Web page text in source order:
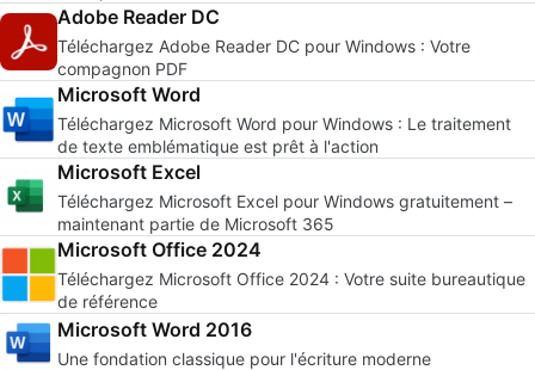
Adobe Reader DC
Téléchargez Adobe Reader DC pour Windows : Votre
compagnon PDF
Microsoft Word
Téléchargez Microsoft Word pour Windows : Le traitement
de texte emblématique est prêt à l'action
Microsoft Excel
Téléchargez Microsoft Excel pour Windows gratuitement –
maintenant partie de Microsoft 365
Microsoft Office 2024
Téléchargez Microsoft Office 2024 : Votre suite bureautique
de référence
Microsoft Word 2016
Une fondation classique pour l'écriture moderne